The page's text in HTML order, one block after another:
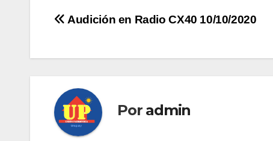
Navegación
Audición en Radio CX40 10/10/2020
Por admin